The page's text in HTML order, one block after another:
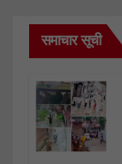
समाचार सूची